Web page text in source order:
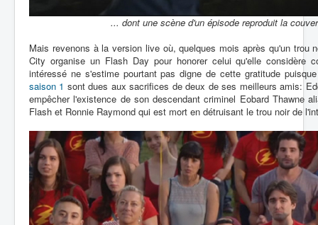
... dont une scène d'un épisode reproduit la
Mais revenons à la version live où, quelques mois après qu'un trou
City organise un Flash Day pour honorer celui qu'elle considère
intéressé ne s'estime pourtant pas digne de cette gratitude
saison 1 sont dues aux sacrifices de deux de ses meilleurs amis:
empêcher l'existence de son descendant criminel Eobard Thawne
Flash et Ronnie Raymond qui est mort en détruisant le trou noir de